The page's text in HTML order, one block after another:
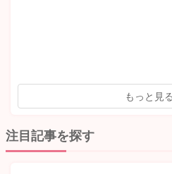
もっと見る
注目記事を探す